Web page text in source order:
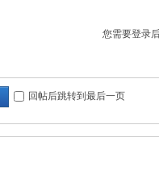
您需要登录
回帖后跳转到最后一页